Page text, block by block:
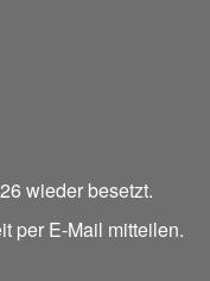
wieder besetzt.
per E-Mail mitteilen.